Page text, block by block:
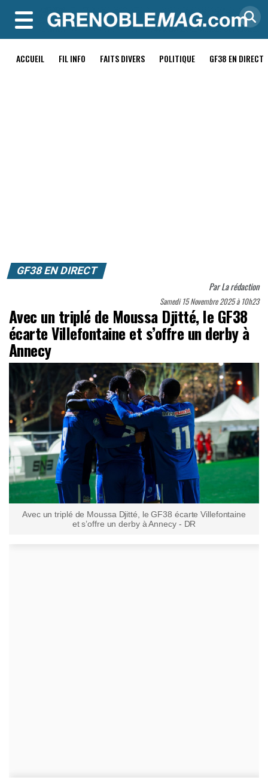
MENU
ACCUEIL FIL INFO FAITS DIVERS POLITIQUE GF38 EN DIRECT
GF38 EN DIRECT
ParLa rédaction
Samedi 15 Novembre 2025 à 10h23
Avec un triplé de Moussa Djitté, le GF38
écarte Villefontaine et s’offre un derby à
Annecy
Avec un triplé de Moussa Djitté, le GF38 écarte Villefontaine
et s’offre un derby à Annecy - DR